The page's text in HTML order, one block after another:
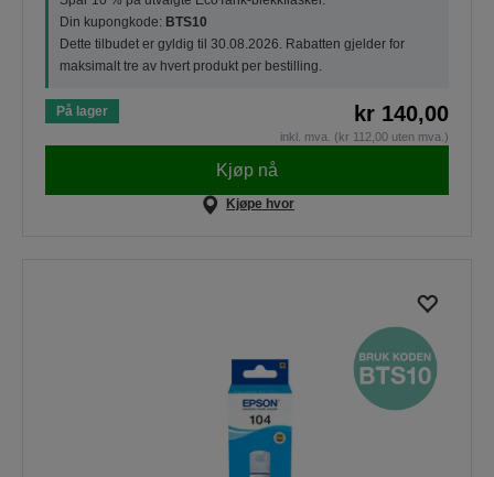
Din kupongkode: BTS10
Dette tilbudet er gyldig til 30.08.2026. Rabatten gjelder for
maksimalt tre av hvert produkt per bestilling.
På lager kr 140,00
inkl. mva. (kr 112,00 uten mva.)
Kjøp nå
Kjøpe hvor